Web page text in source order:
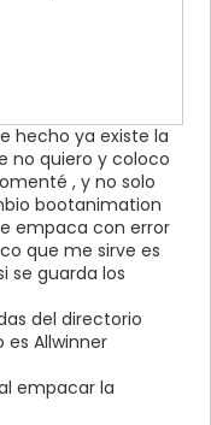
hecho ya existe la
no quiero y coloco
, y no solo
bootanimation
empaca con error
que me sirve es
se guarda los
del directorio
es Allwinner
empacar la